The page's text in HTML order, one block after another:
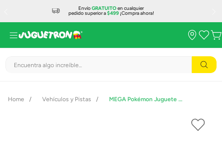
EnvíoGRATUITOen cualquier
pedido superior a$499¡Compra ahora!
Encuentra algo increíble...
Vehículos y Pistas MEGA Pokémon Juguete El giro tipo fuego de Charmander HDL75